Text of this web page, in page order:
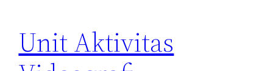
Unit Aktivitas